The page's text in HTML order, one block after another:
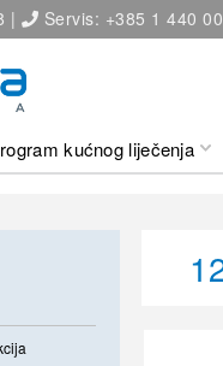
| Servis: +385 1 440
kućnog liječenja